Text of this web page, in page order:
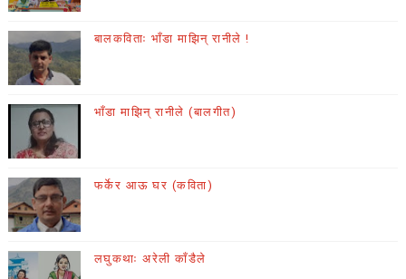
बालकविताः भाँडा माझिन् रानीले !
भाँडा माझिन् रानीले (बालगीत)
फर्केर आऊ घर (कविता)
लघुकथाः अरेली काँडैले